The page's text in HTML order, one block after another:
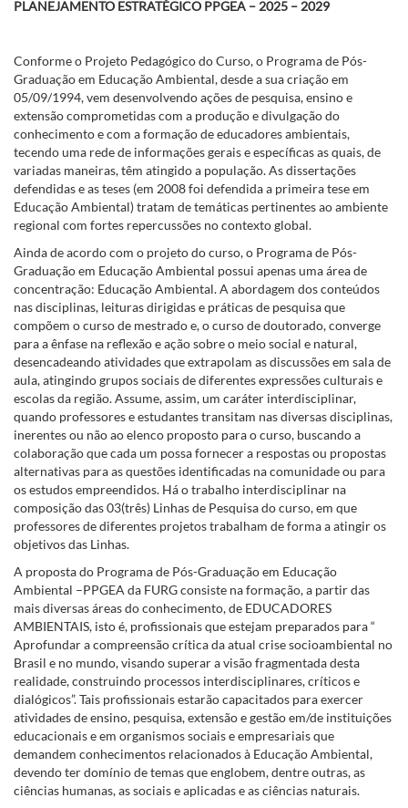
PLANEJAMENTO ESTRATÉGICO PPGEA – 2025 – 2029
Conforme o Projeto Pedagógico do Curso, o Programa de Pós-
Graduação em Educação Ambiental, desde a sua criação em
05/09/1994, vem desenvolvendo ações de pesquisa, ensino e
extensão comprometidas com a produção e divulgação do
conhecimento e com a formação de educadores ambientais,
tecendo uma rede de informações gerais e específicas as quais, de
variadas maneiras, têm atingido a população. As dissertações
defendidas e as teses (em 2008 foi defendida a primeira tese em
Educação Ambiental) tratam de temáticas pertinentes ao ambiente
regional com fortes repercussões no contexto global.
Ainda de acordo com o projeto do curso, o Programa de Pós-
Graduação em Educação Ambiental possui apenas uma área de
concentração: Educação Ambiental. A abordagem dos conteúdos
nas disciplinas, leituras dirigidas e práticas de pesquisa que
compõem o curso de mestrado e, o curso de doutorado, converge
para a ênfase na reflexão e ação sobre o meio social e natural,
desencadeando atividades que extrapolam as discussões em sala de
aula, atingindo grupos sociais de diferentes expressões culturais e
escolas da região. Assume, assim, um caráter interdisciplinar,
quando professores e estudantes transitam nas diversas disciplinas,
inerentes ou não ao elenco proposto para o curso, buscando a
colaboração que cada um possa fornecer a respostas ou propostas
alternativas para as questões identificadas na comunidade ou para
os estudos empreendidos. Há o trabalho interdisciplinar na
composição das 03(três) Linhas de Pesquisa do curso, em que
professores de diferentes projetos trabalham de forma a atingir os
objetivos das Linhas.
A proposta do Programa de Pós-Graduação em Educação
Ambiental –PPGEA da FURG consiste na formação, a partir das
mais diversas áreas do conhecimento, de EDUCADORES
AMBIENTAIS, isto é, profissionais que estejam preparados para “
Aprofundar a compreensão crítica da atual crise socioambiental no
Brasil e no mundo, visando superar a visão fragmentada desta
realidade, construindo processos interdisciplinares, críticos e
dialógicos”. Tais profissionais estarão capacitados para exercer
atividades de ensino, pesquisa, extensão e gestão em/de instituições
educacionais e em organismos sociais e empresariais que
demandem conhecimentos relacionados à Educação Ambiental,
devendo ter domínio de temas que englobem, dentre outras, as
ciências humanas, as sociais e aplicadas e as ciências naturais.